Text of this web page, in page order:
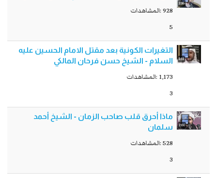
2:26
928 :المشاهدات
5
5:11
التغيرات الكونية بعد مقتل الامام الحسين عليه
السلام - الشيخ حسن فرحان المالكي
1,173 :المشاهدات
3
2:00
ماذا أحرق قلب صاحب الزمان - الشيخ أحمد
سلمان
528 :المشاهدات
3